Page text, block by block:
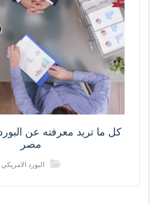
كل ما تريد معرفته عن
مصر
البورد الامريكي